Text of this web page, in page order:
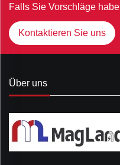
Falls Sie Vorschläge
Kontaktieren Sie uns
Über uns